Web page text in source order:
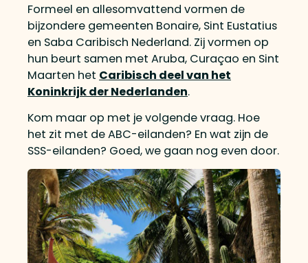
Formeel en allesomvattend vormen de
bijzondere gemeenten Bonaire, Sint Eustatius
en Saba Caribisch Nederland. Zij vormen op
hun beurt samen met Aruba, Curaçao en Sint
Maarten het Caribisch deel van het
Koninkrijk der Nederlanden.
Kom maar op met je volgende vraag. Hoe
het zit met de ABC-eilanden? En wat zijn de
SSS-eilanden? Goed, we gaan nog even door.